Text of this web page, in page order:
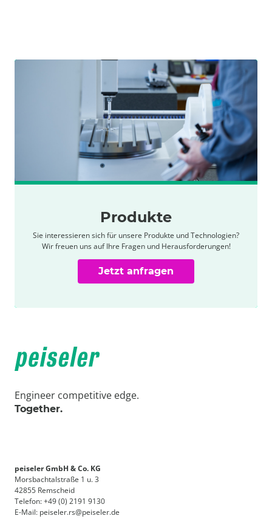
Produkte
Sie interessieren sich für unsere Produkte und Technologien?
Wir freuen uns auf Ihre Fragen und Herausforderungen!
Jetzt anfragen
Engineer competitive edge.
Together.
peiseler GmbH & Co. KG
Morsbachtalstraße 1 u. 3
42855 Remscheid
Telefon: +49 (0) 2191 9130
E-Mail: peiseler.rs@peiseler.de